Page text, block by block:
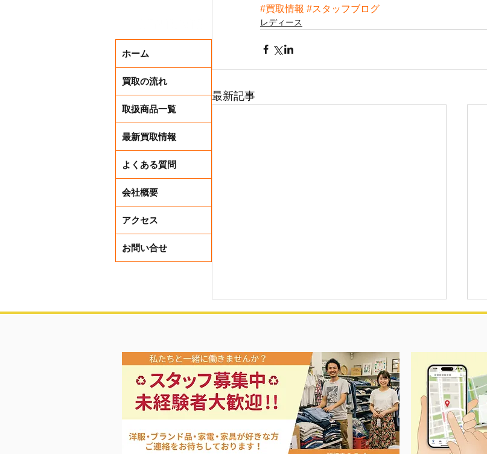
#買取情報 #スタッフブログ
レディース
最新記事
レディース春夏物衣料強化買取中‼️
ホーム
買取の流れ
取扱商品一覧
最新買取情報
よくある質問
会社概要
アクセス
お問い合せ